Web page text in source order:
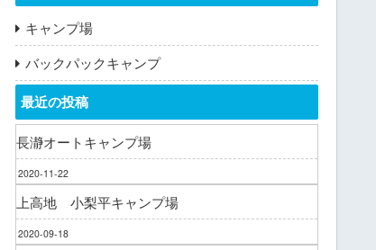
キャンプ場
バックパックキャンプ
最近の投稿
長瀞オートキャンプ場
2020-11-22
上高地 小梨平キャンプ場
2020-09-18